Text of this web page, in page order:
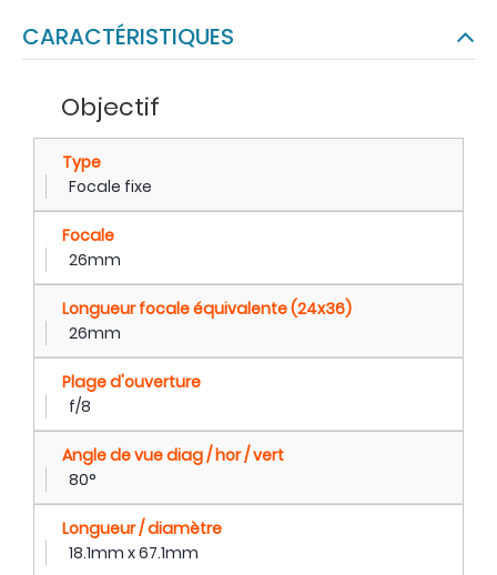
CARACTÉRISTIQUES
Objectif
Type
Focale fixe
Focale
26mm
Longueur focale équivalente (24x36)
26mm
Plage d'ouverture
f/8
Angle de vue diag / hor / vert
80°
Longueur / diamètre
18.1mm x 67.1mm